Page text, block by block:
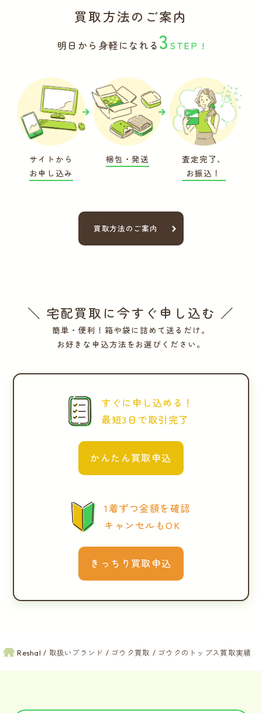
買取方法のご案内
明日から身軽になれる 3 STEP !
サイトから
お申し込み
梱包・発送
査定完了、
お振込！
買取方法のご案内
＼ 宅配買取に今すぐ申し込む ／
簡単・便利！箱や袋に詰めて送るだけ。
お好きな申込方法をお選びください。
すぐに申し込める！
最短3日で取引完了
かんたん買取申込
1着ずつ金額を確認
キャンセルもOK
きっちり買取申込
Reshal 取扱いブランド ゴウク買取 ゴウクのトップス買取実績